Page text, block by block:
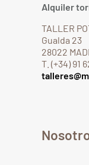
Alquiler
TALLER
Gualda 23
28022
T. (+34) 91